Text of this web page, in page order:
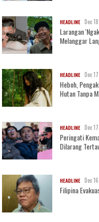
HEADLINE Dec
Larangan
Melanggar
HEADLINE Dec
Heboh,
Hutan Tanpa
HEADLINE Dec
Peringati
Dilarang
HEADLINE Dec
Filipina